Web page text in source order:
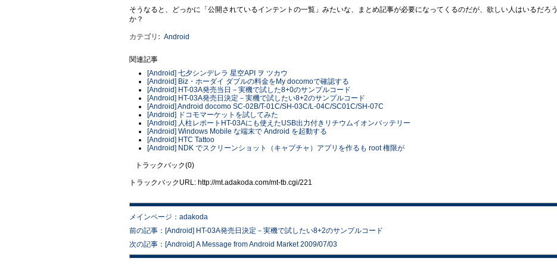
そうなると、どっかに「公開されているインテントの一覧」みたいな、まとめ記事が必要になってくるのだが、欲しい人はいるだろう
か？
カテゴリ : Android
関連記事
[Android] 七夕シンデレラ 星空API ヲ ツカウ
[Android] Biz・ホーダイ ダブルの料金をMy docomoで確認する
[Android] HT-03A発売当日－実機で試した8+0のサンプルコード
[Android] HT-03A発売日決定－実機で試したい8+2のサンプルコード
[Android] Android docomo SC-02B/T-01C/SH-03C/L-04C/SC01C/SH-07C
[Android] ドコモマーケットを試してみた
[Android] 人柱レポートHT-03Aにも使えたUSB出力付きリチウムイオンバッテリー
[Android] Windows Mobile な端末で Android を起動する
[Android] HTC Tattoo
[Android] NDK でスクリーンショット（キャプチャ）アプリを作るも root 権限が
トラックバック(0)
トラックバックURL: http://mt.adakoda.com/mt-tb.cgi/221
メインページ：adakoda
前の記事：[Android] HT-03A発売日決定－実機で試したい8+2のサンプルコード
次の記事：[Android] A Message from Android Market 2009/07/03